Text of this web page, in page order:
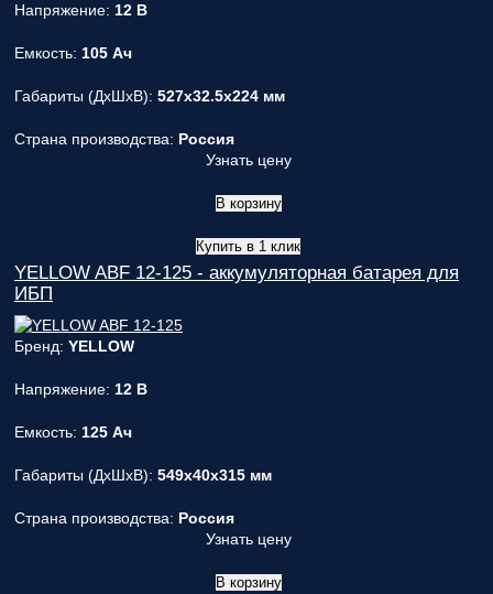
Напряжение: 12 В
Емкость: 105 Ач
Габариты (ДxШxВ): 527x32.5x224 мм
Страна производства: Россия
Узнать цену
В корзину
Купить в 1 клик
YELLOW ABF 12-125 - аккумуляторная батарея для
ИБП
Бренд: YELLOW
Напряжение: 12 В
Емкость: 125 Ач
Габариты (ДxШxВ): 549x40x315 мм
Страна производства: Россия
Узнать цену
В корзину